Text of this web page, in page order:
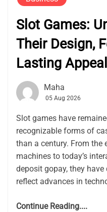
Slot Games:
Their Design,
Lasting Appeal
Maha
05 Aug 2026
Slot games have
recognizable forms of
than a century. From the
machines to today’s
deposit gopay, they
reflect advances in
Continue Reading....